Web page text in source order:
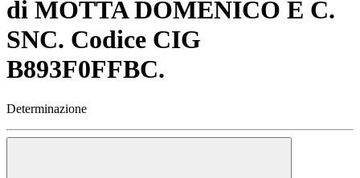
di MOTTA DOMENICO E C.
SNC. Codice CIG
B893F0FFBC.
Determinazione